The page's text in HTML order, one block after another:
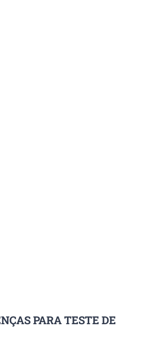
PARA TESTE DE